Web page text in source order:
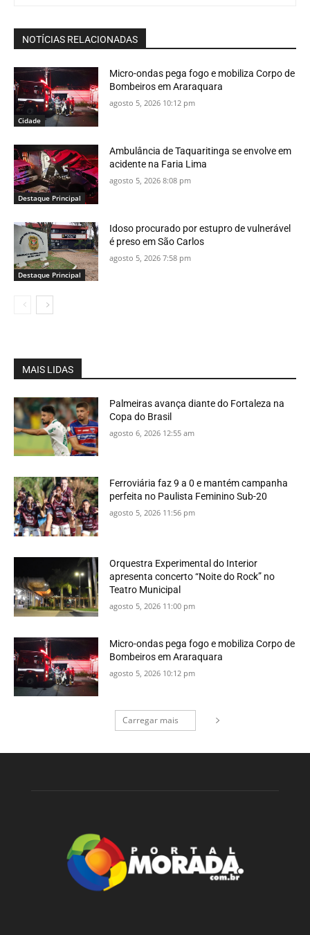
NOTÍCIAS RELACIONADAS
Cidade
Micro-ondas pega fogo e mobiliza Corpo de
Bombeiros em Araraquara
agosto 5, 2026 10:12 pm
Destaque Principal
Ambulância de Taquaritinga se envolve em
acidente na Faria Lima
agosto 5, 2026 8:08 pm
Destaque Principal
Idoso procurado por estupro de vulnerável
é preso em São Carlos
agosto 5, 2026 7:58 pm
MAIS LIDAS
Palmeiras avança diante do Fortaleza na
Copa do Brasil
agosto 6, 2026 12:55 am
Ferroviária faz 9 a 0 e mantém campanha
perfeita no Paulista Feminino Sub-20
agosto 5, 2026 11:56 pm
Orquestra Experimental do Interior
apresenta concerto “Noite do Rock” no
Teatro Municipal
agosto 5, 2026 11:00 pm
Micro-ondas pega fogo e mobiliza Corpo de
Bombeiros em Araraquara
agosto 5, 2026 10:12 pm
Carregar mais